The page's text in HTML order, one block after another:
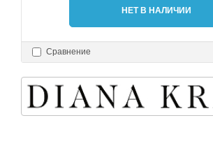
НЕТ В НАЛИЧИИ
Сравнение